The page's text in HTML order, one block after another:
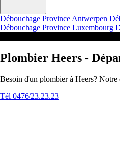
Débouchage Province Antwerpen
Débouchage Province Luxembourg
Plombier Heers -
Besoin d'un plombier à Heers?
Tél 0476/23.23.23